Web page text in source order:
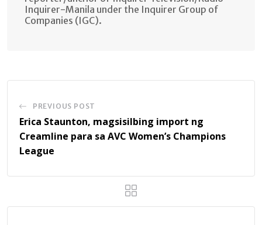
Inquirer-Manila under the Inquirer Group of
Companies (IGC).
PREVIOUS POST
Erica Staunton, magsisilbing import ng
Creamline para sa AVC Women’s Champions
League